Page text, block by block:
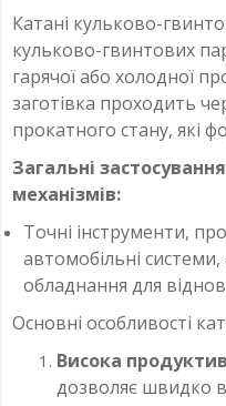
Катані кульково-
кульково-гвинтових
гарячої або холодної
заготівка проходить
прокатного стану, які
Загальні
механізмів:
Точні інструменти,
автомобільні системи,
обладнання для
Основні особливості
Висока
дозволяє швидко